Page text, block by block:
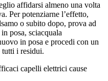
affidarsi almeno una volta
Per potenziarne l’effetto,
o subito dopo, prova ad
posa, sciacquala
in posa e procedi con un
i residui.